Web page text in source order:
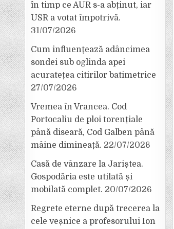
în timp ce AUR s-a abținut, iar
USR a votat împotrivă.
31/07/2026
Cum influențează adâncimea
sondei sub oglinda apei
acuratețea citirilor batimetrice
27/07/2026
Vremea în Vrancea. Cod
Portocaliu de ploi torențiale
până diseară, Cod Galben până
mâine dimineață. 22/07/2026
Casă de vânzare la Jariștea.
Gospodăria este utilată și
mobilată complet. 20/07/2026
Regrete eterne după trecerea la
cele veșnice a profesorului Ion